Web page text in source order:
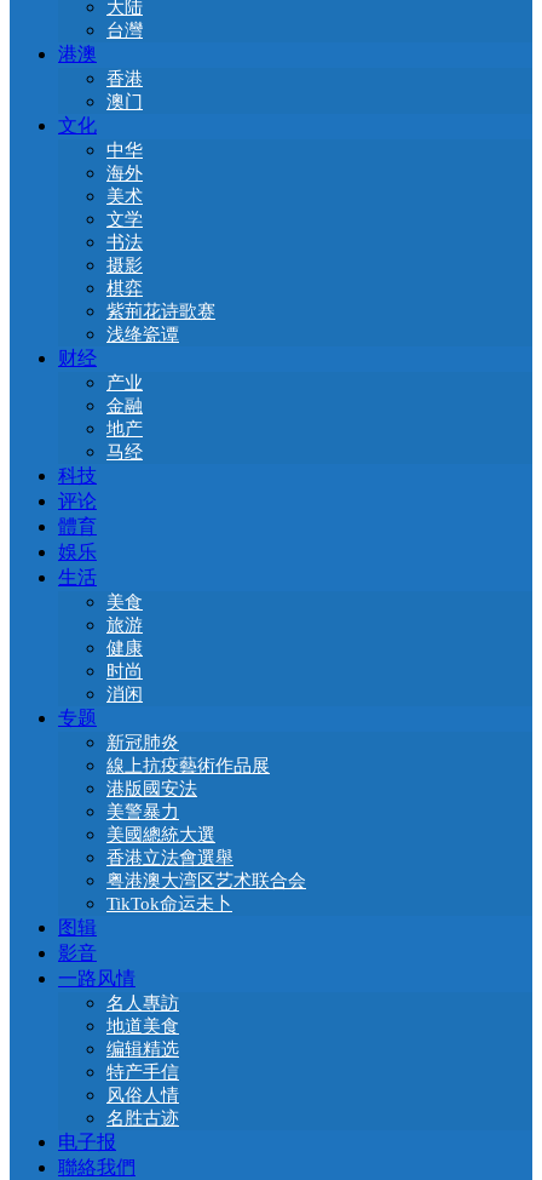
大陆
台灣
港澳
香港
澳门
文化
中华
海外
美术
文学
书法
摄影
棋弈
紫荊花诗歌赛
浅绛瓷谭
财经
产业
金融
地产
马经
科技
评论
體育
娛乐
生活
美食
旅游
健康
时尚
消闲
专题
新冠肺炎
線上抗疫藝術作品展
港版國安法
美警暴力
美國總統大選
香港立法會選舉
粤港澳大湾区艺术联合会
TikTok命运未卜
图辑
影音
一路风情
名人專訪
地道美食
编辑精选
特产手信
风俗人情
名胜古迹
电子报
聯絡我們